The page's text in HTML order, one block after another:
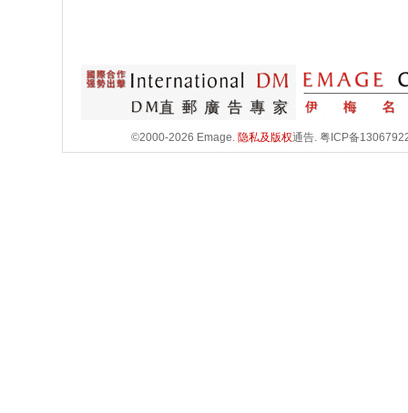
©2000-2026 Emage. 隐私及版权通告. 粤ICP备